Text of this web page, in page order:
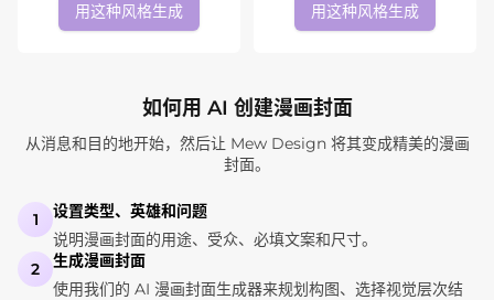
用这种风格生成 用这种风格生成
如何用 AI 创建漫画封面
从消息和目的地开始，然后让 Mew Design 将其变成精美的漫画
封面。
1
设置类型、英雄和问题
说明漫画封面的用途、受众、必填文案和尺寸。
2
生成漫画封面
使用我们的 AI 漫画封面生成器来规划构图、选择视觉层次结